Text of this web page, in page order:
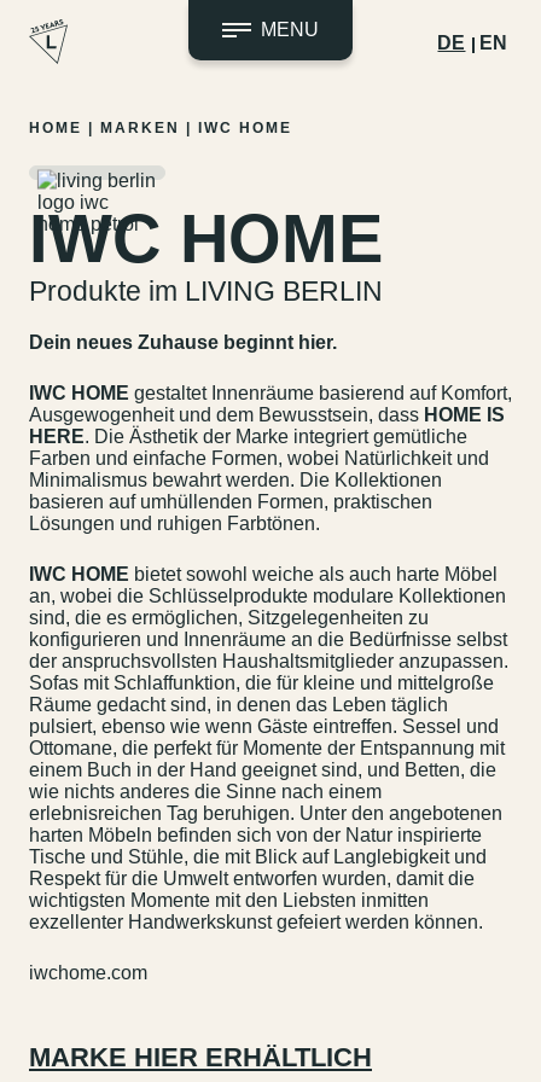
Zum
springen
MENU
DE EN
HOME MARKEN IWC HOME
IWC HOME
Produkte im LIVING BERLIN
Dein neues Zuhause beginnt hier.
IWC HOME gestaltet Innenräume basierend auf Komfort,
Ausgewogenheit und dem Bewusstsein, dass HOME IS
HERE. Die Ästhetik der Marke integriert gemütliche
Farben und einfache Formen, wobei Natürlichkeit und
Minimalismus bewahrt werden. Die Kollektionen
basieren auf umhüllenden Formen, praktischen
Lösungen und ruhigen Farbtönen.
IWC HOME bietet sowohl weiche als auch harte Möbel
an, wobei die Schlüsselprodukte modulare Kollektionen
sind, die es ermöglichen, Sitzgelegenheiten zu
konfigurieren und Innenräume an die Bedürfnisse selbst
der anspruchsvollsten Haushaltsmitglieder anzupassen.
Sofas mit Schlaffunktion, die für kleine und mittelgroße
Räume gedacht sind, in denen das Leben täglich
pulsiert, ebenso wie wenn Gäste eintreffen. Sessel und
Ottomane, die perfekt für Momente der Entspannung mit
einem Buch in der Hand geeignet sind, und Betten, die
wie nichts anderes die Sinne nach einem
erlebnisreichen Tag beruhigen. Unter den angebotenen
harten Möbeln befinden sich von der Natur inspirierte
Tische und Stühle, die mit Blick auf Langlebigkeit und
Respekt für die Umwelt entworfen wurden, damit die
wichtigsten Momente mit den Liebsten inmitten
exzellenter Handwerkskunst gefeiert werden können.
iwchome.com
MARKE HIER ERHÄLTLICH